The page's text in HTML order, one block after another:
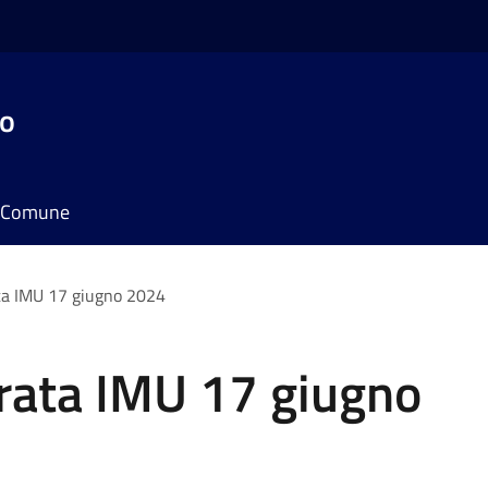
IMU 17 giugno 2024
IMU 17 giugno